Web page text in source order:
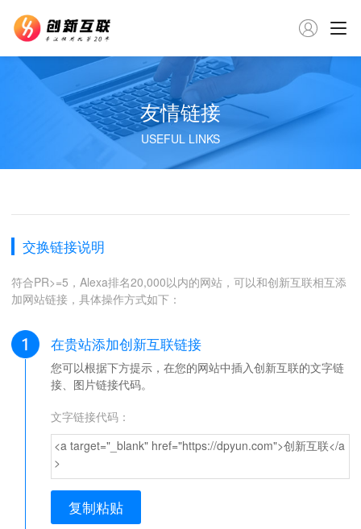

友情链接
USEFUL LINKS
交换链接说明
符合PR>=5，Alexa排名20,000以内的网站，可以和创新互联相互添
加网站链接，具体操作方式如下：
在贵站添加创新互联链接
您可以根据下方提示，在您的网站中插入创新互联的文字链
接、图片链接代码。
文字链接代码：
<a target="_blank" href="https://dpyun.com">创新互联</a
>
复制粘贴